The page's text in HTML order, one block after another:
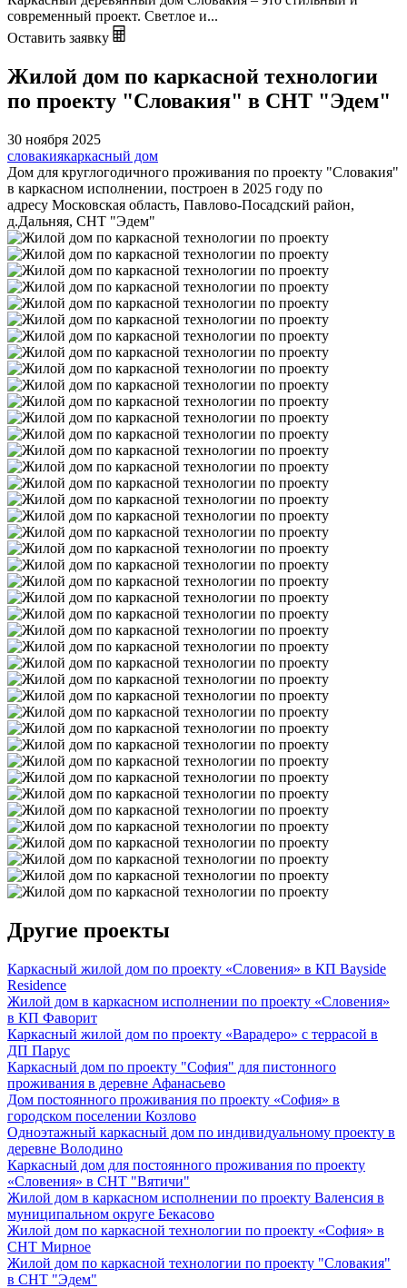
современный проект. Светлое и...
Оставить заявку
Жилой дом по каркасной технологии
по проекту "Словакия" в СНТ "Эдем"
30 ноября 2025
словакиякаркасный дом
Дом для круглогодичного проживания по проекту "Словакия"
в каркасном исполнении, построен в 2025 году по
адресу Московская область, Павлово-Посадский район,
д.Дальняя, СНТ "Эдем"
Другие проекты
Каркасный жилой дом по проекту «Словения» в КП Bayside
Residence
Жилой дом в каркасном исполнении по проекту «Словения»
в КП Фаворит
Каркасный жилой дом по проекту «Варадеро» с террасой в
ДП Парус
Каркасный дом по проекту "София" для пистонного
проживания в деревне Афанасьево
Дом постоянного проживания по проекту «София» в
городском поселении Козлово
Одноэтажный каркасный дом по индивидуальному проекту в
деревне Володино
Каркасный дом для постоянного проживания по проекту
«Словения» в СНТ "Вятичи"
Жилой дом в каркасном исполнении по проекту Валенсия в
муниципальном округе Бекасово
Жилой дом по каркасной технологии по проекту «София» в
СНТ Мирное
Жилой дом по каркасной технологии по проекту "Словакия"
в СНТ "Эдем"